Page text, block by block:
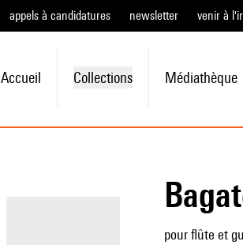
appels à candidatures newsletter venir à
Accueil Collections Médiathèque
pour flûte et